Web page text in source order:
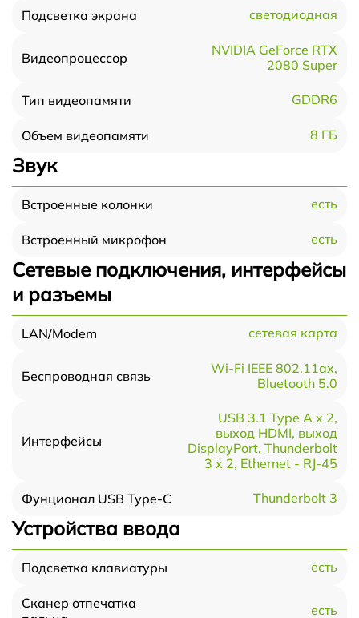
Подсветка экрана светодиодная
Видеопроцессор
NVIDIA GeForce RTX
2080 Super
Тип видеопамяти GDDR6
Объем видеопамяти 8 ГБ
Звук
Встроенные колонки есть
Встроенный микрофон есть
Сетевые подключения, интерфейсы
и разъемы
LAN/Modem сетевая карта
Беспроводная связь
Wi-Fi IEEE 802.11ax,
Bluetooth 5.0
Интерфейсы
USB 3.1 Type A x 2,
выход HDMI, выход
DisplayPort, Thunderbolt
3 x 2, Ethernet - RJ-45
Фунционал USB Type-C Thunderbolt 3
Устройства ввода
Подсветка клавиатуры есть
Сканер отпечатка
есть